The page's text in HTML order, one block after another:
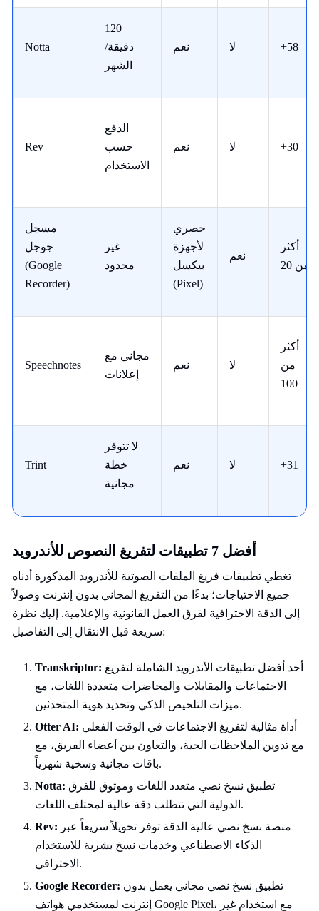
Notta
120
دقيقة/
الشهر
نعم لا +58
Rev
الدفع
حسب
الاستخدام
نعم لا +30
مسجل
جوجل
(Google
Recorder)
غير
محدود
حصري
لأجهزة
بيكسل
(Pixel)
نعم
أكثر
من 20
Speechnotes
مجاني مع
إعلانات
نعم لا
أكثر
من
100
Trint
لا تتوفر
خطة
مجانية
نعم لا +31
أفضل 7 تطبيقات لتفريغ النصوص للأندرويد
تغطي تطبيقات فريغ الملفات الصوتية للأندرويد المذكورة أدناه
جميع الاحتياجات؛ بدءًا من التفريغ المجاني بدون إنترنت وصولاً
إلى الدقة الاحترافية لفرق العمل القانونية والإعلامية. إليك نظرة
سريعة قبل الانتقال إلى التفاصيل:
Transkriptor:
الاجتماعات والمقابلات والمحاضرات متعددة اللغات، مع
ميزات التلخيص الذكي وتحديد هوية المتحدثين.
Otter AI:
مع تدوين الملاحظات الحية، والتعاون بين أعضاء الفريق، مع
باقات مجانية وسخية شهرياً.
Notta:
الدولية التي تتطلب دقة عالية لمختلف اللغات.
Rev:
الذكاء الاصطناعي وخدمات نسخ بشرية للاستخدام
الاحترافي.
Google Recorder:
إنترنت لمستخدمي هواتف Google Pixel، مع استخدام غير